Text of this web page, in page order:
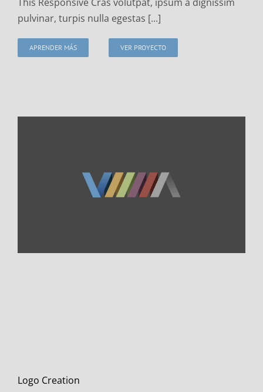
pulvinar, turpis nulla egestas [...]
APRENDER MÁS VER PROYECTO
Logo Creation